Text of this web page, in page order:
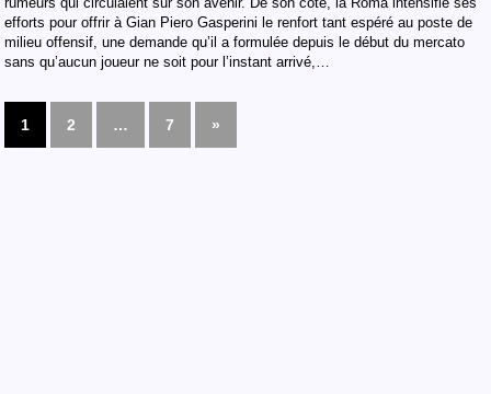
efforts pour offrir à Gian Piero Gasperini le renfort tant espéré au poste de
milieu offensif, une demande qu’il a formulée depuis le début du mercato
sans qu’aucun joueur ne soit pour l’instant arrivé,…
1 2 … 7 »